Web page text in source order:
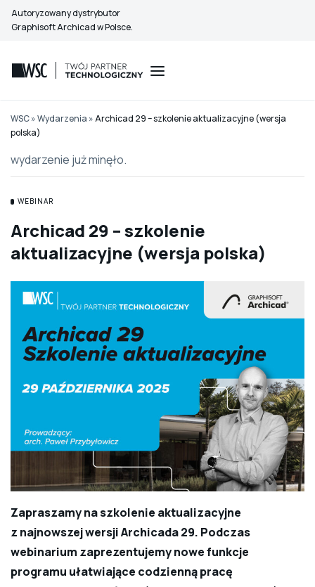
Przejdź
do
Autoryzowany dystrybutor
Graphisoft Archicad w Polsce.
WSC»Wydarzenia »Archicad 29 – szkolenie aktualizacyjne (wersja
polska)
wydarzenie już minęło.
WEBINAR
Archicad 29 – szkolenie
aktualizacyjne (wersja polska)
Zapraszamy na szkolenie aktualizacyjne
z najnowszej wersji Archicada 29. Podczas
webinarium zaprezentujemy nowe funkcje
programu ułatwiające codzienną pracę